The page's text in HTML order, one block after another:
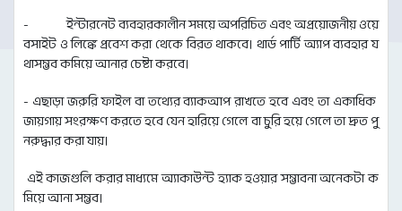
- ইন্টারনেট ব্যবহারকালীন সময়ে অপরিচিত এবং অপ্রয়োজনীয় ওয়ে
বসাইট ও লিঙ্কে প্রবেশ করা থেকে বিরত থাকবে। থার্ড পার্টি অ্যাপ ব্যবহার য
থাসম্ভব কমিয়ে আনার চেষ্টা করবে।
- এছাড়া জরুরি ফাইল বা তথ্যের ব্যাকআপ রাখতে হবে এবং তা একাধিক
জায়গায় সংরক্ষণ করতে হবে যেন হারিয়ে গেলে বা চুরি হয়ে গেলে তা দ্রুত পু
নরুদ্ধার করা যায়।
এই কাজগুলি করার মাধ্যমে অ্যাকাউন্ট হ্যাক হওয়ার সম্ভাবনা অনেকটা ক
মিয়ে আনা সম্ভব।